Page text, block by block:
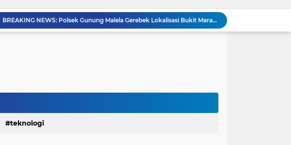
BREAKING NEWS: Polsek Gunung Malela Gerebek Lokalisasi Bukit Maraja, Dua Perempuan Menangis Saat Diciduk Bersama Sabu
Meneguhkan Jati Diri Patambor Indonesia. PATAMBOR INDONESIA Akan Gelar RAKERNAS II Di Jakarta.
REKAMAN PEMERIKSAAN BUKTI: Oknum Satresnarkoba Polres Bengkalis Diduga Seret Warga Tak di TKP, Palsukan Barang Bukti & Waktu Penangkapan.
teknologi